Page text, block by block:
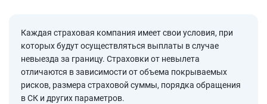
Каждая страховая компания имеет свои условия, при
которых будут осуществляться выплаты в случае
невыезда за границу. Страховки от невылета
отличаются в зависимости от объема покрываемых
рисков, размера страховой суммы, порядка обращения
в СК и других параметров.